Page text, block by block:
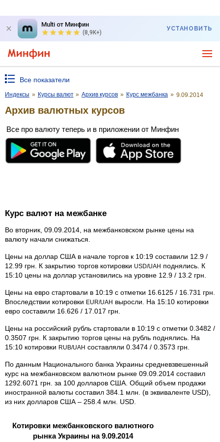
Multi от Минфин
(8,9K+)
УСТАНОВИТЬ
Все показатели
Индексы » Курсы валют » Архив курсов » Курс межбанка » 9.09.2014
Архив валютных курсов
Все про валюту теперь и в приложении от Минфин
Курс валют на межбанке
Во вторник, 09.09.2014, на межбанковском рынке цены на
валюту начали снижаться.
Цены на доллар США в начале торгов к 10:19 составили 12.9 /
12.99 грн. К закрытию торгов котировки USD/UAH поднялись. К
15:10 цены на доллар установились на уровне 12.9 / 13.2 грн.
Цены на евро стартовали в 10:19 с отметки 16.6125 / 16.731 грн.
Впоследствии котировки EUR/UAH выросли. На 15:10 котировки
евро составили 16.626 / 17.017 грн.
Цены на российский рубль стартовали в 10:19 с отметки 0.3482 /
0.3507 грн. К закрытию торгов цены на рубль поднялись. На
15:10 котировки RUB/UAH составляли 0.3474 / 0.3573 грн.
По данным Национального банка Украины средневзвешенный
курс на межбанковском валютном рынке 09.09.2014 составил
1292.6071 грн. за 100 долларов США. Общий объем продажи
иностранной валюты составил 384.1 млн. (в эквиваленте USD),
из них долларов США – 258.4 млн. USD.
Котировки межбанковского валютного
рынка Украины на 9.09.2014